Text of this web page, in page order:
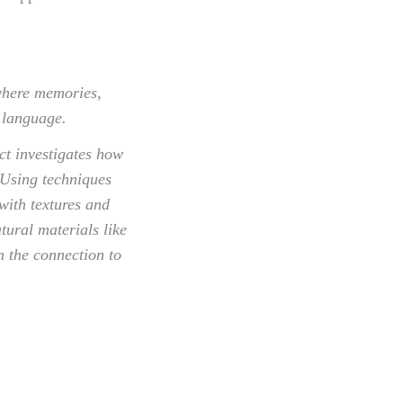
memories,
investigates how
techniques
textures and
materials like
the connection to